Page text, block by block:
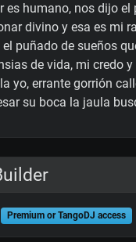
es humano, nos dijo el
divino y esa es mi
el puñado de sueños
de vida, mi credo y
yo, errante gorrión
su boca la jaula
Premium or TangoDJ access